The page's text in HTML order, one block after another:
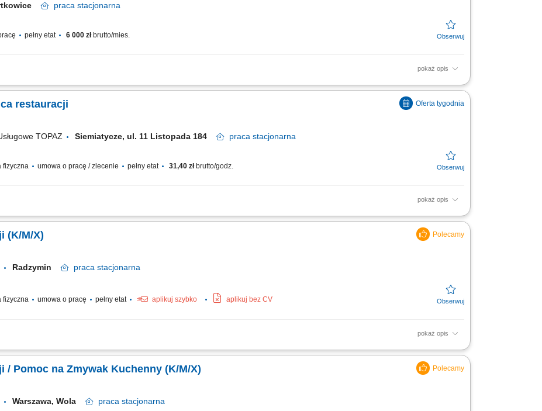
praca stacjonarna
pełny etat 6 000 złbrutto/mies.
pokaż opis
dań oraz dbanie o wysoki standard obsługi. Zarządzanie zapleczem magazynowym, weryfikacja dostaw, rozliczenia finansowe oraz
restauracji
TOPAZ Siemiatycze, ul. 11 Listopada 184 praca stacjonarna
fizyczna umowa o pracę / zlecenie pełny etat 31,40 złbrutto/godz.
pokaż opis
profesjonalnej obsługi i budowanie pozytywnych relacji z Klientami; przygotowywanie potraw Top Drive zgodnie ze
(K/M/X)
Radzymin praca stacjonarna
fizyczna umowa o pracę pełny etat aplikuj szybko aplikuj bez CV
pokaż opis
wyparzanie naczyń; Sprzątanie powierzonych pomieszczeń; Utrzymywanie czystości sali konsumenckiej w restauracji
/ Pomoc na Zmywak Kuchenny (K/M/X)
Warszawa, Wola praca stacjonarna